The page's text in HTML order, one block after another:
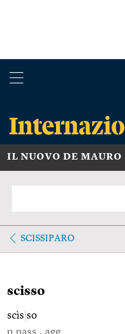
IL NUOVO DE MAURO
SCISSIPARO
scisso
scìs so